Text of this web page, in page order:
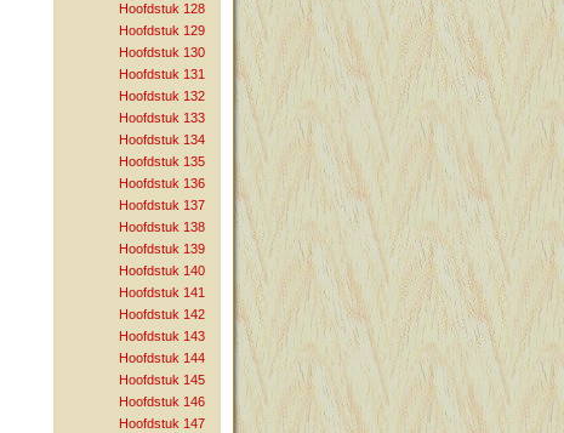
Hoofdstuk 128
Hoofdstuk 129
Hoofdstuk 130
Hoofdstuk 131
Hoofdstuk 132
Hoofdstuk 133
Hoofdstuk 134
Hoofdstuk 135
Hoofdstuk 136
Hoofdstuk 137
Hoofdstuk 138
Hoofdstuk 139
Hoofdstuk 140
Hoofdstuk 141
Hoofdstuk 142
Hoofdstuk 143
Hoofdstuk 144
Hoofdstuk 145
Hoofdstuk 146
Hoofdstuk 147